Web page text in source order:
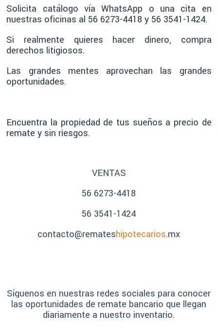
Solicita catálogo vía WhatsApp o una cita en
nuestras oficinas al 56 6273-4418 y 56 3541-1424.
Si realmente quieres hacer dinero, compra
derechos litigiosos.
Las grandes mentes aprovechan las grandes
oportunidades.
Encuentra la propiedad de tus sueños a precio de
remate y sin riesgos.
VENTAS
56 6273-4418
56 3541-1424
contacto@remateshipotecarios.mx
Síguenos en nuestras redes sociales para conocer
las oportunidades de remate bancario que llegan
diariamente a nuestro inventario.